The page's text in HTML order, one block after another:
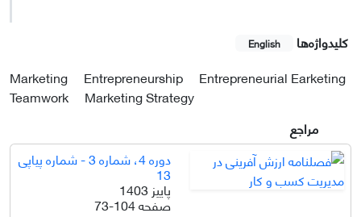
کلیدواژه‌ها English
Marketing Entrepreneurship
Entrepreneurial Earketing
Teamwork
Marketing Strategy
مراجع
دوره 4، شماره 3 - شماره پیاپی
13
پاییز 1403
صفحه73-104